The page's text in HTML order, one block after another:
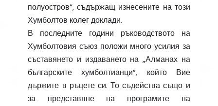
полуостров“, съдържащ изнесените на този
Хумболтов колег доклади.
В последните години ръководството на
Хумболтовия съюз положи много усилия за
съставянето и издаването на „Алманах на
българските хумболтианци”, който Вие
държите в ръцете си. То съдейства също и
за представяне на програмите на